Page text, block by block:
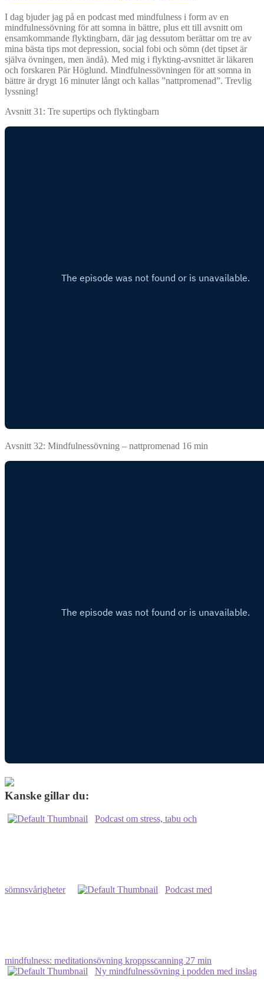
I dag bjuder jag på en podcast med mindfulness i form av en
mindfulnessövning för att somna in bättre, plus ett till avsnitt om
ensamkommande flyktingbarn, där jag dessutom berättar om tre av
mina bästa tips mot depression, social fobi och sömn (det tipset är
själva övningen, men ändå). Med mig i flykting-avsnittet är läkaren
och forskaren Pär Höglund. Mindfulnessövningen för att somna in
bättre är drygt 16 minuter långt och kallas ”nattpromenad”. Trevlig
lyssning!
Avsnitt 31: Tre supertips och flyktingbarn
Avsnitt 32: Mindfulnessövning – nattpromenad 16 min
Kanske gillar du:
Podcast om stress, tabu och
sömnsvårigheter Podcast med
mindfulness: meditationsövning kroppsscanning 27 min
Ny mindfulnessövning i podden med inslag